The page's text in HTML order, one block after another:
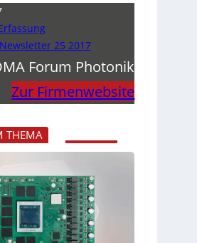
25 2017
Forum Photonik
Zur Firmenwebsite
THEMA